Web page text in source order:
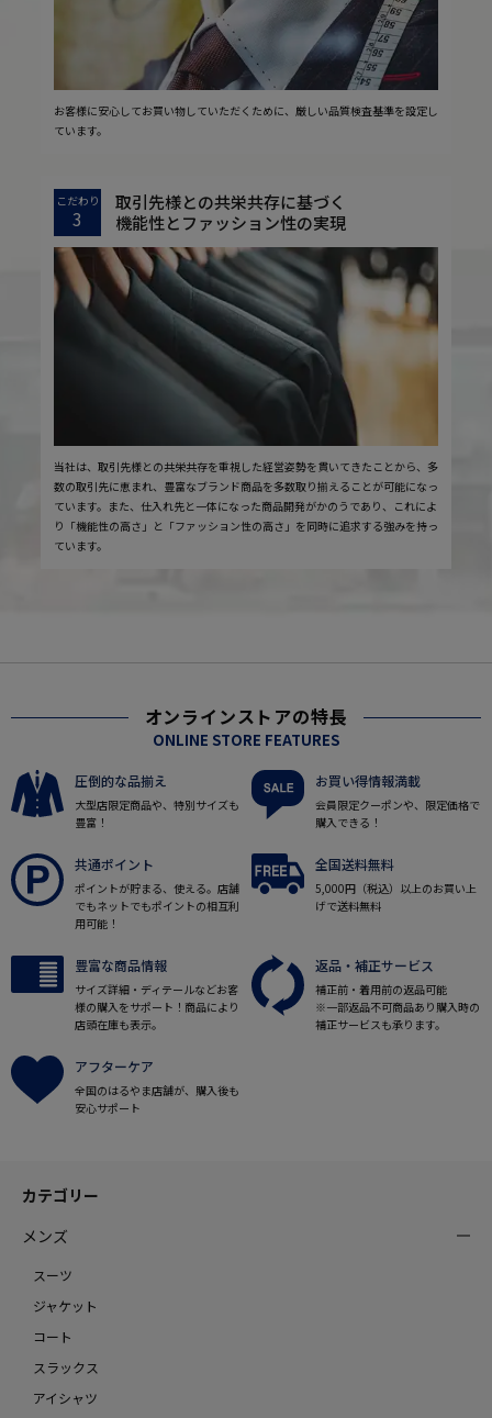
お客様に安心してお買い物していただくために、厳しい品質検査基準を設定し
ています。
こだわり
3
取引先様との共栄共存に基づく
機能性とファッション性の実現
当社は、取引先様との共栄共存を重視した経営姿勢を貫いてきたことから、多
数の取引先に恵まれ、豊富なブランド商品を多数取り揃えることが可能になっ
ています。また、仕入れ先と一体になった商品開発がかのうであり、これによ
り「機能性の高さ」と「ファッション性の高さ」を同時に追求する強みを持っ
ています。
オンラインストアの特長
ONLINE STORE FEATURES
圧倒的な品揃え
大型店限定商品や、特別サイズも
豊富！
お買い得情報満載
会員限定クーポンや、限定価格で
購入できる！
共通ポイント
ポイントが貯まる、使える。店舗
でもネットでもポイントの相互利
用可能！
全国送料無料
5,000円（税込）以上のお買い上
げで送料無料
豊富な商品情報
サイズ詳細・ディテールなどお客
様の購入をサポート！商品により
店頭在庫も表示。
返品・補正サービス
補正前・着用前の返品可能
※一部返品不可商品あり購入時の
補正サービスも承ります。
アフターケア
全国のはるやま店舗が、購入後も
安心サポート
カテゴリー
メンズ
スーツ
ジャケット
コート
スラックス
アイシャツ